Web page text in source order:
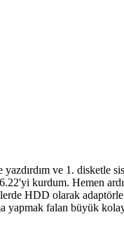
ve 1. disketle
kurdum. Hemen
HDD olarak
yapmak falan büyük